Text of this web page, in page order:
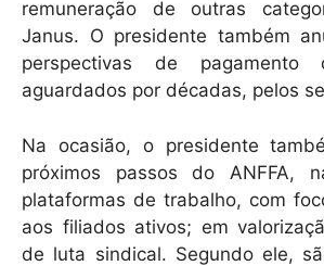
remuneração de outras
Janus. O presidente também
perspectivas de pagamento
aguardados por décadas, pelos
Na ocasião, o presidente
próximos passos do ANFFA,
plataformas de trabalho, com
aos filiados ativos; em
de luta sindical. Segundo ele,